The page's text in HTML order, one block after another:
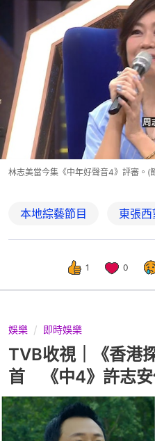
林志美當今集《中年好聲音4》評審。(
本地綜藝節目 東張西
1 0
娛樂 即時娛樂
TVB收視｜《香港
首 《中4》許志安